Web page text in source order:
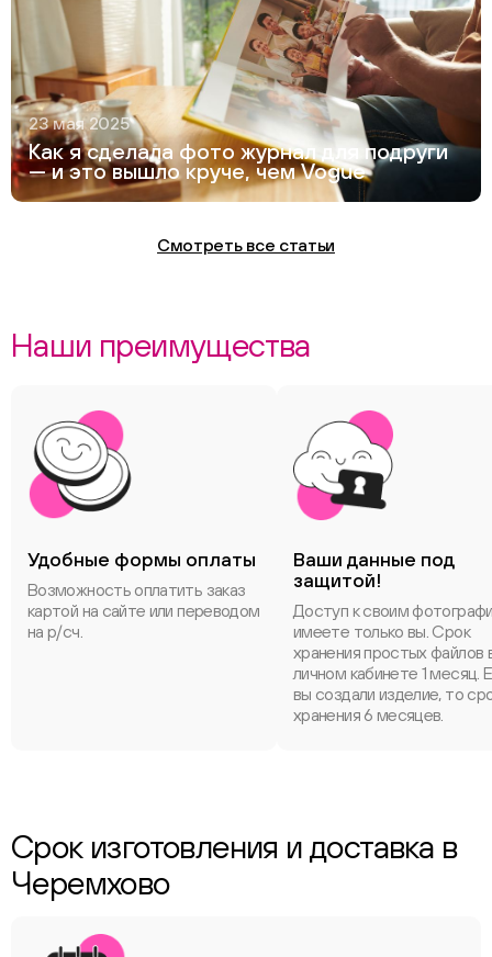
23 мая 2025
Как я сделала фото журнал для подруги
— и это вышло круче, чем Vogue
Смотреть все статьи
Наши преимущества
Удобные формы оплаты
Возможность оплатить заказ
картой на сайте или переводом
на р/сч.
Ваши данные под
защитой!
Доступ к своим
имеете только вы. Срок
хранения простых файлов
личном кабинете 1 месяц.
вы создали изделие, то
хранения 6 месяцев.
Срок изготовления и доставка в
Черемхово